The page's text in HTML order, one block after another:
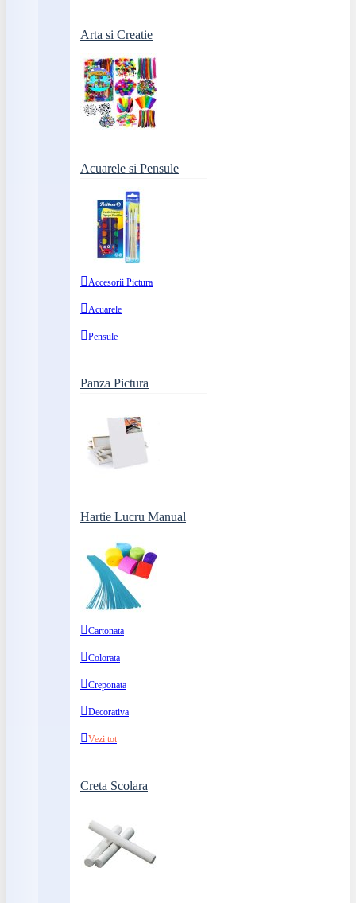
Arta si Creatie
Acuarele si Pensule
Accesorii Pictura
Acuarele
Pensule
Panza Pictura
Hartie Lucru Manual
Cartonata
Colorata
Creponata
Decorativa
Vezi tot
Creta Scolara